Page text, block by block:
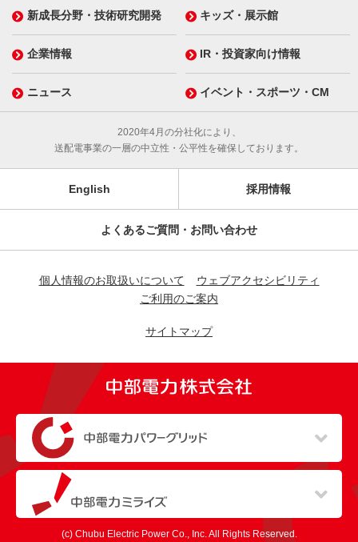
新成長分野・技術研究開発 キッズ・展示館
企業情報 IR・投資家向け情報
ニュース イベント・スポーツ・CM
2020年4月の分社化により、
送配電事業の一層の中立性・公平性を確保しております。
English 採用情報
よくあるご質問・お問い合わせ
個人情報のお取扱いについて
ウェブアクセシビリティ
ご利用のご案内
サイトマップ
（新しいウィンドウを開きます）
（新しいウィンドウを開きます）
(c) Chubu Electric Power Co., Inc. All Rights Reserved.